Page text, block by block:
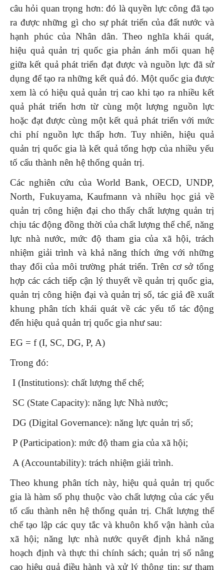
câu hỏi quan trọng hơn: đó là quyền lực công đã tạo
ra được những gì cho sự phát triển của đất nước và
hạnh phúc của Nhân dân. Theo nghĩa khái quát,
hiệu quả quản trị quốc gia phản ánh mối quan hệ
giữa kết quả phát triển đạt được và nguồn lực đã sử
dụng để tạo ra những kết quả đó. Một quốc gia được
xem là có hiệu quả quản trị cao khi tạo ra nhiều kết
quả phát triển hơn từ cùng một lượng nguồn lực
hoặc đạt được cùng một kết quả phát triển với mức
chi phí nguồn lực thấp hơn. Tuy nhiên, hiệu quả
quản trị quốc gia là kết quả tổng hợp của nhiều yếu
tố cấu thành nên hệ thống quản trị.
Các nghiên cứu của World Bank, OECD, UNDP,
North, Fukuyama, Kaufmann và nhiều học giả về
quản trị công hiện đại cho thấy chất lượng quản trị
chịu tác động đồng thời của chất lượng thể chế, năng
lực nhà nước, mức độ tham gia của xã hội, trách
nhiệm giải trình và khả năng thích ứng với những
thay đổi của môi trường phát triển. Trên cơ sở tổng
hợp các cách tiếp cận lý thuyết về quản trị quốc gia,
quản trị công hiện đại và quản trị số, tác giả đề xuất
khung phân tích khái quát về các yếu tố tác động
đến hiệu quả quản trị quốc gia như sau:
EG = f (I, SC, DG, P, A)
Trong đó:
I (Institutions): chất lượng thể chế;
SC (State Capacity): năng lực Nhà nước;
DG (Digital Governance): năng lực quản trị số;
P (Participation): mức độ tham gia của xã hội;
A (Accountability): trách nhiệm giải trình.
Theo khung phân tích này, hiệu quả quản trị quốc
gia là hàm số phụ thuộc vào chất lượng của các yếu
tố cấu thành nên hệ thống quản trị. Chất lượng thể
chế tạo lập các quy tắc và khuôn khổ vận hành của
xã hội; năng lực nhà nước quyết định khả năng
hoạch định và thực thi chính sách; quản trị số nâng
cao hiệu quả điều hành và xử lý thông tin; sự tham